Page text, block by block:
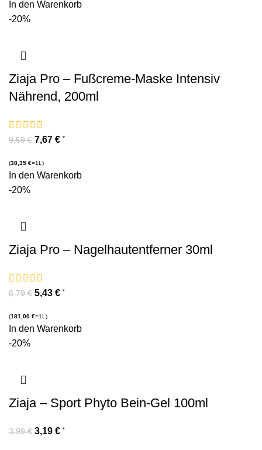
In den Warenkorb
-20%
Ziaja Pro – Fußcreme-Maske Intensiv
Nährend, 200ml
9,59€ 7,67 € *
(38,35 €=1L)
In den Warenkorb
-20%
Ziaja Pro – Nagelhautentferner 30ml
6,79€ 5,43 € *
(181,00 €=1L)
In den Warenkorb
-20%
Ziaja – Sport Phyto Bein-Gel 100ml
3,99€ 3,19 € *